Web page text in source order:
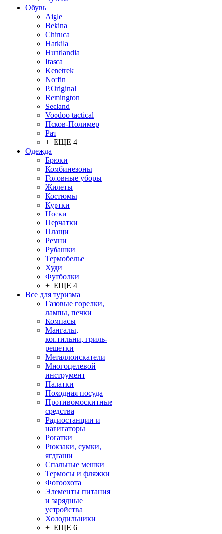
Обувь
Aigle
Bekina
Chiruсa
Harkila
Huntlandia
Itasca
Kenetrek
Norfin
P.Original
Remington
Seeland
Voodoo tactical
Псков-Полимер
Рат
+ ЕЩЕ 4
Одежда
Брюки
Комбинезоны
Головные уборы
Жилеты
Костюмы
Куртки
Носки
Перчатки
Плащи
Ремни
Рубашки
Термобелье
Худи
Футболки
+ ЕЩЕ 4
Все для туризма
Газовые горелки,
лампы, печки
Компасы
Мангалы,
коптильни, гриль-
решетки
Металлоискатели
Многоцелевой
инструмент
Палатки
Походная посуда
Противомоскитные
средства
Радиостанции и
навигаторы
Рогатки
Рюкзаки, сумки,
ягдташи
Спальные мешки
Термосы и фляжки
Фотоохота
Элементы питания
и зарядные
устройства
Холодильники
+ ЕЩЕ 6